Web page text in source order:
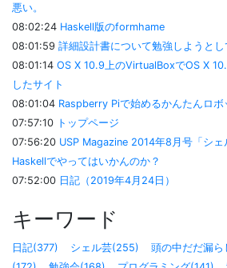
悪い。
08:02:24 Haskell版のformhame
08:01:59 詳細設計書について勉強しようとし
08:01:14 OS X 10.9上のVirtualBoxでOS X
したサイト
08:01:04 Raspberry Piで始めるかんたんロ
07:57:10 トップページ
07:56:20 USP Magazine 2014年8月号「シ
Haskellでやってはいかんのか？
07:52:00 日記（2019年4月24日）
キーワード
日記(377) シェル芸(255) 頭の中だだ漏